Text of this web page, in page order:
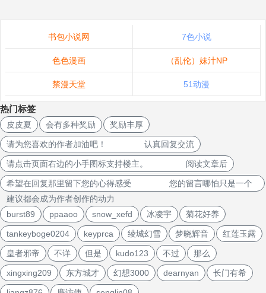
书包小说网 7色小说
色色漫画 （乱伦）妹汁NP
禁漫天堂 51动漫
热门标签
皮皮夏 会有多种奖励 奖励丰厚
请为您喜欢的作者加油吧！ 认真回复交流
请点击页面右边的小手图标支持楼主。 阅读文章后
希望在回复那里留下您的心得感受 您的留言哪怕只是一个
建议都会成为作者创作的动力
burst89
ppaaoo snow_xefd 冰凌宇 菊花好养
tankeyboge0204 keyprca 绫城幻雪 梦晓辉音 红莲玉露
皇者邪帝 不详 但是 kudo123 不过 那么
xingxing209 东方城才 幻想3000 dearnyan 长门有希